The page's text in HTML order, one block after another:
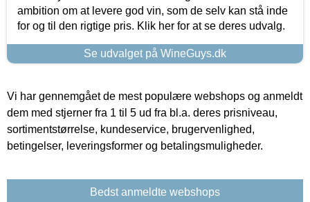
ambition om at levere god vin, som de selv kan stå inde
for og til den rigtige pris. Klik her for at se deres udvalg.
Se udvalget på WineGuys.dk
Vi har gennemgået de mest populære webshops og anmeldt
dem med stjerner fra 1 til 5 ud fra bl.a. deres prisniveau,
sortimentstørrelse, kundeservice, brugervenlighed,
betingelser, leveringsformer og betalingsmuligheder.
Bedst anmeldte webshops